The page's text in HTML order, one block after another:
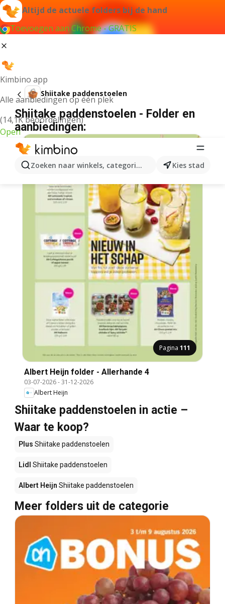
Altijd de actuele folders bij de hand
Toevoegen aan Chrome - GRATIS
Kimbino app
Alle aanbiedingen op één plek
(14,1K beoordelingen)
Open
Zoeken naar winkels, categorieën, producten...
Kies stad
Shiitake paddenstoelen
Shiitake paddenstoelen - Folder en
aanbiedingen:
Pagina 111
Albert Heijn folder - Allerhande 4
03-07-2026-31-12-2026
Albert Heijn
Shiitake paddenstoelen in actie –
Waar te koop?
Plus Shiitake paddenstoelen
Lidl Shiitake paddenstoelen
Albert Heijn Shiitake paddenstoelen
Meer folders uit de categorie